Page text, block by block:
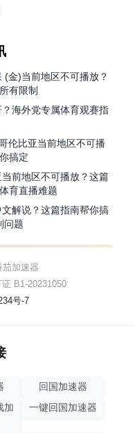
金)当前地区不可播放？
有限制
海外党专属体育观赛指
伦比亚当前地区不可播
搞定
前地区不可播放？这篇
育直播难题
解说？这篇指南帮你搞
问题
加速器
B1-20231050
号-7
回国加速器
加
一键回国加速器